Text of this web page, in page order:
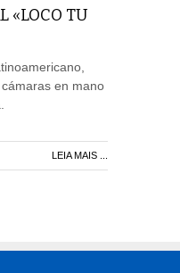
«LOCO TU
en mano
LEIA MAIS ...